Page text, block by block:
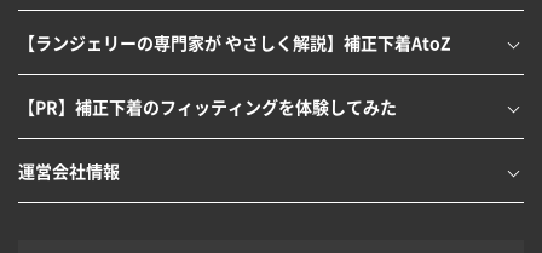
【ランジェリーの専門家が やさしく解説】補正下着AtoZ
【PR】補正下着のフィッティングを体験してみた
運営会社情報